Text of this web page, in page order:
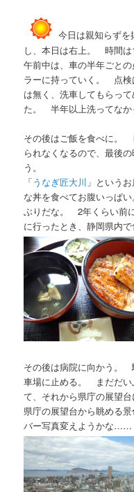
今日は親知らず
し、本日は右上。 時間は
午前中は、車の半年ごと
ラーに持っていく。 点
は無く、洗車してもらっ
た。 半年以上洗ってなか
その後はご飯を食べに。
られなくなるので、最後
う。
「うなぎ匠大川 」という
な丼を食べてお腹いっぱ
ぶりだな。 2年くらい前
に行ったとき、静岡県内
その後は病院に向かう。
車場に止める。 まだだい
て、それから県庁の展望台
県庁の展望台から眺める
バー写真変えようかな……